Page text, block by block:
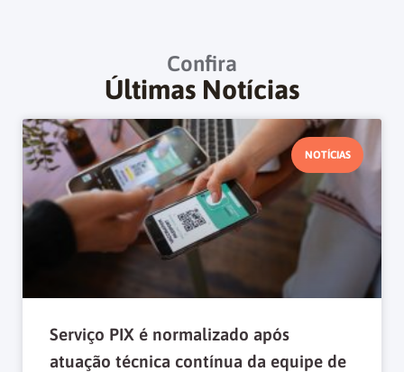
Confira
Últimas Notícias
NOTÍCIAS
Serviço PIX é normalizado após
atuação técnica contínua da equipe de